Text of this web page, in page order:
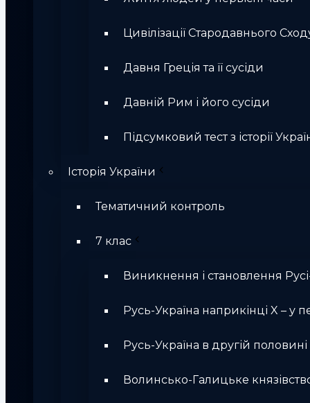
Цивілізації Стародавнього
Давня Греція та її сусіди
Давній Рим і його сусіди
Підсумковий тест з історії
Історія України
Тематичний контроль
7 клас
Виникнення і становлення
Русь-Україна наприкінці X – у
Русь-Україна в другій половині
Волинсько-Галицьке